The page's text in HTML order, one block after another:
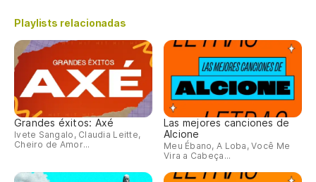
Playlists relacionadas
Grandes éxitos: Axé
Ivete Sangalo, Claudia Leitte,
Cheiro de Amor...
Las mejores canciones de
Alcione
Meu Ébano, A Loba, Você Me
Vira a Cabeça...